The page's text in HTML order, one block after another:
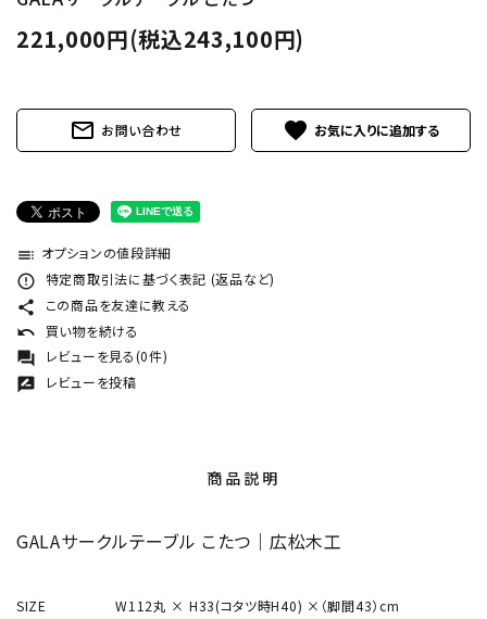
221,000円(税込243,100円)
mail_outline お問い合わせ favorite
toc オプションの値段詳細
error_outline 特定商取引法に基づく表記 (返品など)
share この商品を友達に教える
undo 買い物を続ける
forum レビューを見る(0件)
rate_review レビューを投稿
商品説明
GALAサークルテーブル こたつ｜広松木工
SIZE W112丸 × H33(コタツ時H40) ×（脚間43）cm